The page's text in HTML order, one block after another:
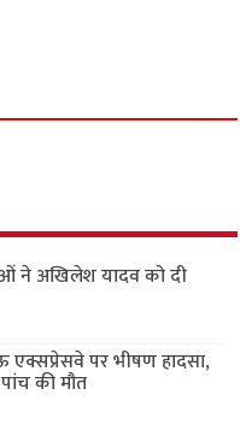
ने अखिलेश यादव को दी
पर भीषण हादसा,
की मौत